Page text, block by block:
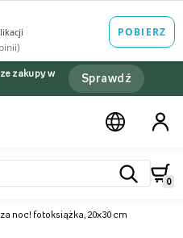
zakupy w
Sprawdź
0
noc! fotoksiążka, 20x30 cm